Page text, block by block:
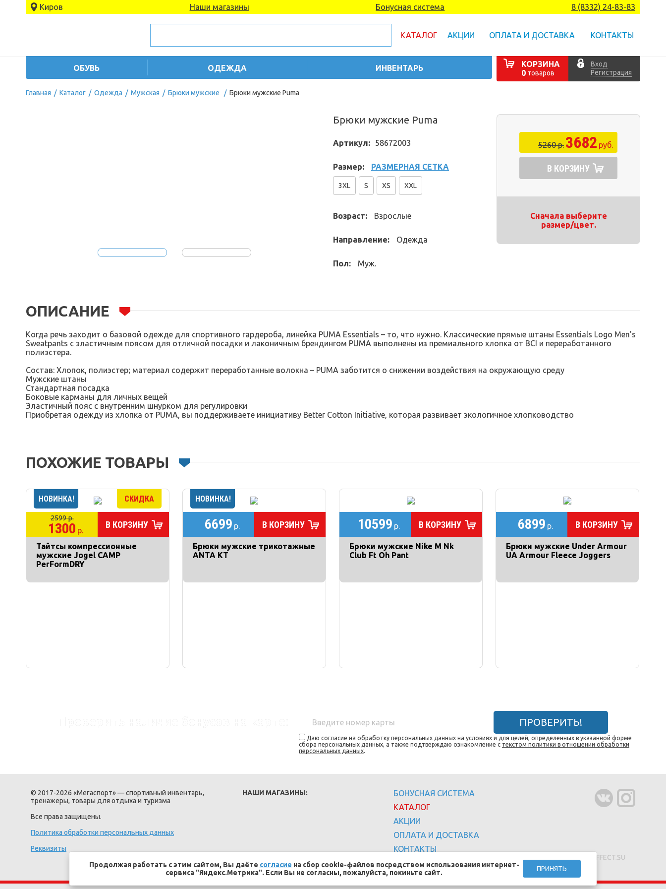
Киров Наши магазины Бонусная система 8 (8332) 24-83-83
КАТАЛОГ АКЦИИ ОПЛАТА И ДОСТАВКА КОНТАКТЫ
ОБУВЬ ОДЕЖДА ИНВЕНТАРЬ
КОРЗИНА
0 товаров
Вход
Регистрация
Главная / Каталог / Одежда / Мужская / Брюки мужские / Брюки мужские Puma
Брюки мужские Puma
Артикул: 58672003
Размер: РАЗМЕРНАЯ СЕТКА
3XL S XS XXL
Возраст: Взрослые
Направление: Одежда
Пол: Муж.
5260 р. 3682 руб.
В КОРЗИНУ
Сначала выберите
размер/цвет.
ОПИСАНИЕ
Когда речь заходит о базовой одежде для спортивного гардероба, линейка PUMA Essentials – то, что нужно. Классические прямые штаны Essentials Logo Men's
Sweatpants с эластичным поясом для отличной посадки и лаконичным брендингом PUMA выполнены из премиального хлопка от BCI и переработанного
полиэстера.
Состав: Хлопок, полиэстер; материал содержит переработанные волокна – PUMA заботится о снижении воздействия на окружающую среду
Мужские штаны
Стандартная посадка
Боковые карманы для личных вещей
Эластичный пояс с внутренним шнурком для регулировки
Приобретая одежду из хлопка от PUMA, вы поддерживаете инициативу Better Cotton Initiative, которая развивает экологичное хлопководство
ПОХОЖИЕ ТОВАРЫ
2599 р.
1300 р.
В КОРЗИНУ
Тайтсы компрессионные
мужские Jogel CAMP
PerFormDRY
6699 р. В КОРЗИНУ
Брюки мужские трикотажные
ANTA KT
10599 р. В КОРЗИНУ
Брюки мужские Nike M Nk
Club Ft Oh Pant
6899 р. В КОРЗИНУ
Брюки мужские Under Armour
UA Armour Fleece Joggers
ПРОВЕРИТЬ!
Даю согласие на обработку персональных данных на условиях и для целей, определенных в указанной форме
сбора персональных данных, а также подтверждаю ознакомление с текстом политики в отношении обработки
персональных данных.
© 2017-2026 «Мегаспорт» — спортивный инвентарь,
тренажеры, товары для отдыха и туризма
Все права защищены.
Политика обработки персональных данных
Реквизиты
НАШИ МАГАЗИНЫ:
БОНУСНАЯ СИСТЕМА
КАТАЛОГ
АКЦИИ
ОПЛАТА И ДОСТАВКА
КОНТАКТЫ
Создание сайтов - EFFECT.SU
Продолжая работать с этим сайтом, Вы даёте согласие на сбор cookie-файлов посредством использования интернет-
сервиса "Яндекс.Метрика". Если Вы не согласны, пожалуйста, покиньте сайт.
ПРИНЯТЬ